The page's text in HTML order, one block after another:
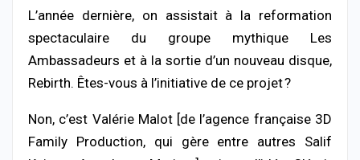
L’année dernière, on assistait à la reformation
spectaculaire du groupe mythique Les
Ambassadeurs et à la sortie d’un nouveau disque,
Rebirth. Êtes-vous à l’initiative de ce projet ?
Non, c’est Valérie Malot [de l’agence française 3D
Family Production, qui gère entre autres Salif